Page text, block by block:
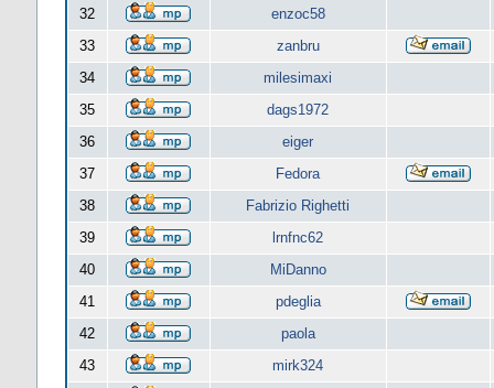
32
enzoc58
33
zanbru
34
milesimaxi
35
dags1972
36
eiger
37
Fedora
38
Fabrizio Righetti
39
lrnfnc62
40
MiDanno
41
pdeglia
42
paola
43
mirk324